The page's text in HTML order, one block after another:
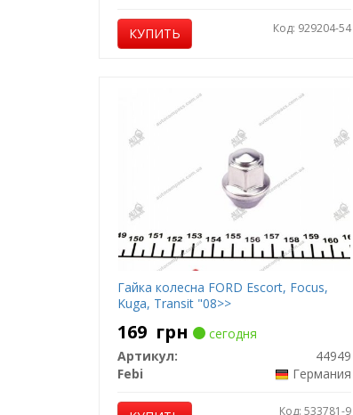
КУПИТЬ Код: 929204-54
Гайка колесна FORD Escort, Focus,
Kuga, Transit "08>>
169 грн
сегодня
Артикул:
44949
Febi
Германия
Код: 533781-9